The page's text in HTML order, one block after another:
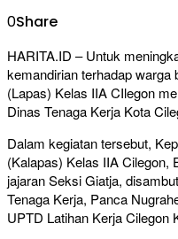
0Share
HARITA.ID – Untuk
kemandirian terhadap
(Lapas) Kelas IIA CIlegon
Dinas Tenaga Kerja Kota
Dalam kegiatan tersebut,
(Kalapas) Kelas IIA Cilegon,
jajaran Seksi Giatja,
Tenaga Kerja, Panca
UPTD Latihan Kerja Cilegon